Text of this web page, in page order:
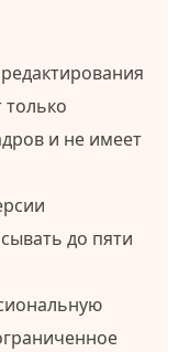
только
и не имеет
до пяти